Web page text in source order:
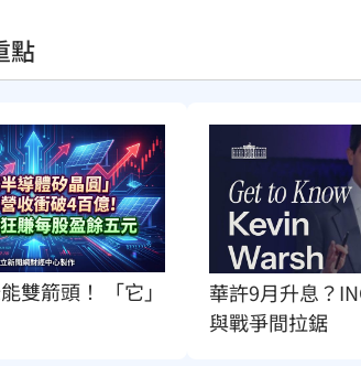
點
雙箭頭！ 「它」
華許9月升息？
與戰爭間拉鋸